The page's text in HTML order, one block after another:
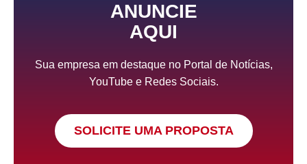
ANUNCIE
AQUI
Sua empresa em destaque no Portal de Notícias,
YouTube e Redes Sociais.
SOLICITE UMA PROPOSTA